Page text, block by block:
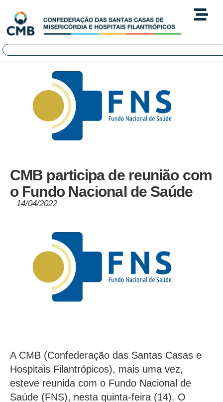
CMB participa de reunião com
o Fundo Nacional de Saúde
14/04/2022
A CMB (Confederação das Santas Casas e
Hospitais Filantrópicos), mais uma vez,
esteve reunida com o Fundo Nacional de
Saúde (FNS), nesta quinta-feira (14). O